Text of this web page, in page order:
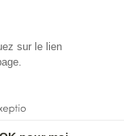
sur le lien